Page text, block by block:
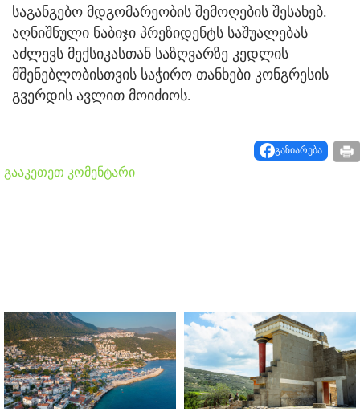
საგანგებო მდგომარეობის შემოღების შესახებ.
აღნიშნული ნაბიჯი პრეზიდენტს საშუალებას
აძლევს მექსიკასთან საზღვარზე კედლის
მშენებლობისთვის საჭირო თანხები კონგრესის
გვერდის ავლით მოიძიოს.
გაზიარება
გააკეთეთ კომენტარი